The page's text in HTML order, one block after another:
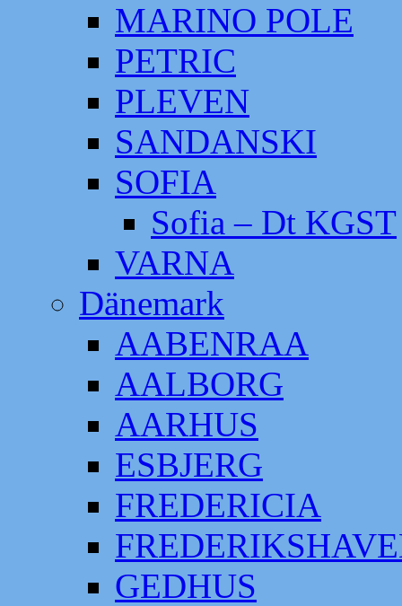
MARINO POLE
PETRIC
PLEVEN
SANDANSKI
SOFIA
Sofia – Dt KGST
VARNA
Dänemark
AABENRAA
AALBORG
AARHUS
ESBJERG
FREDERICIA
GEDHUS